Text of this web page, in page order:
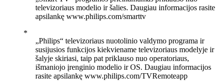
televizoriaus modelio ir šalies. Daugiau informacijos rasite
apsilankę www.philips.com/smarttv
„Philips“ televizoriaus nuotolinio valdymo programa ir
susijusios funkcijos kiekviename televizoriaus modelyje ir
šalyje skiriasi, taip pat priklauso nuo operatoriaus,
išmaniojo įrenginio modelio ir OS. Daugiau informacijos
rasite apsilankę www.philips.com/TVRemoteapp